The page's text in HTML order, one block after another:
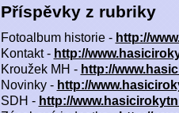
Příspěvky z rubriky
Fotoalbum historie - http://
Kontakt - http://
Kroužek MH - http://
Novinky - http://
SDH - http://